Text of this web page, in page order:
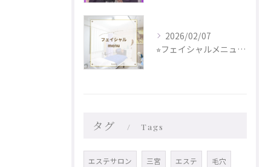
2026/02/07
⭐︎フェイシャルメニュー更新しました⭐︎
タグ Tags
エステサロン 三宮 エステ 毛穴